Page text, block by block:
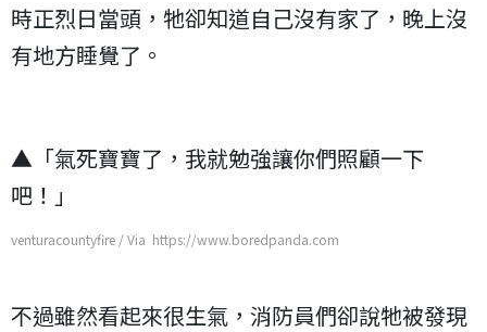
時正烈日當頭，牠卻知道自己沒有家了，晚上沒
有地方睡覺了。
▲「氣死寶寶了，我就勉強讓你們照顧一下
吧！」
venturacountyfire / Via https://www.boredpanda.com
不過雖然看起來很生氣，消防員們卻說牠被發現